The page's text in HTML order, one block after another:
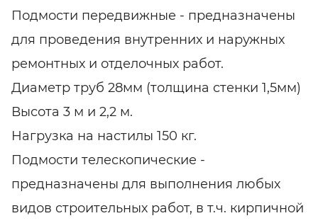
Подмости передвижные - предназначены
для проведения внутренних и наружных
ремонтных и отделочных работ.
Диаметр труб 28мм (толщина стенки 1,5мм)
Высота 3 м и 2,2 м.
Нагрузка на настилы 150 кг.
Подмости телескопические -
предназначены для выполнения любых
видов строительных работ, в т.ч. кирпичной